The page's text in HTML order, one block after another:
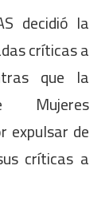
decidió la
críticas a
que la
Mujeres
expulsar de
críticas a